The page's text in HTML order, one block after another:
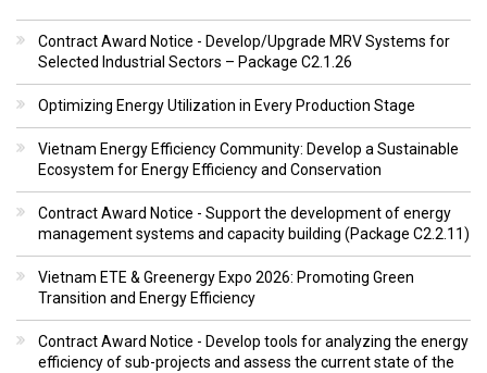
Contract Award Notice - Develop/Upgrade MRV Systems for
Selected Industrial Sectors – Package C2.1.26
Optimizing Energy Utilization in Every Production Stage
Vietnam Energy Efficiency Community: Develop a Sustainable
Ecosystem for Energy Efficiency and Conservation
Contract Award Notice - Support the development of energy
management systems and capacity building (Package C2.2.11)
Vietnam ETE & Greenergy Expo 2026: Promoting Green
Transition and Energy Efficiency
Contract Award Notice - Develop tools for analyzing the energy
efficiency of sub-projects and assess the current state of the